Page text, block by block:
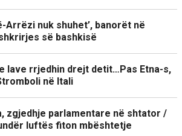
Arrëzi nuk shuhet’, banorët në
së bashkisë
lave rrjedhin drejt detit…Pas Etna-s,
në Itali
zgjedhje parlamentare në shtator /
luftës fiton mbështetje